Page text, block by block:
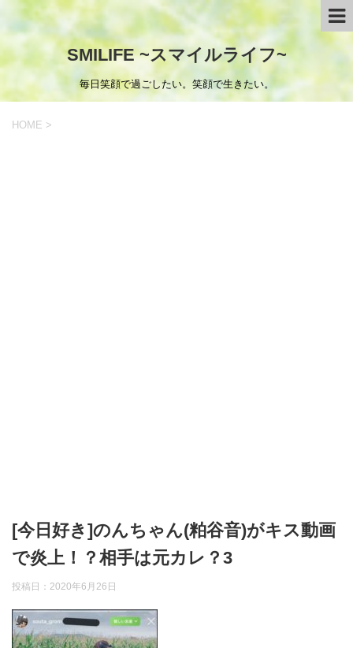
SMILIFE ~スマイルライフ~
毎日笑顔で過ごしたい。笑顔で生きたい。
HOME >
[今日好き]のんちゃん(粕谷音)がキス動画
で炎上！？相手は元カレ？3
投稿日： 2020年6月26日